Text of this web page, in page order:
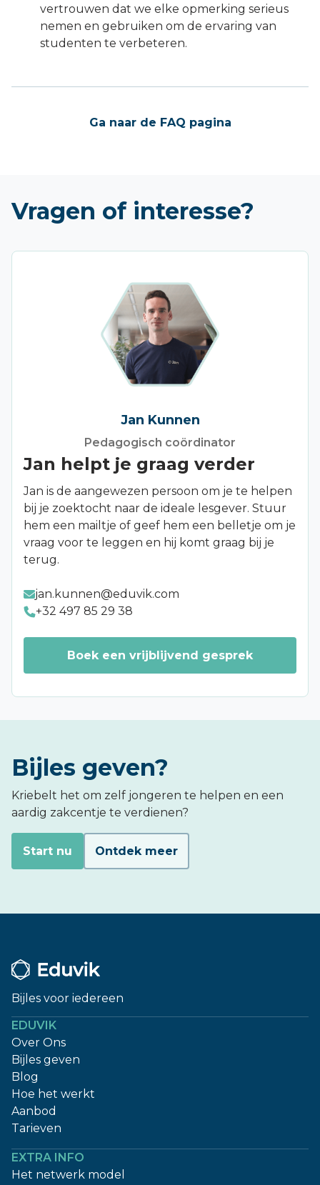
vertrouwen dat we elke opmerking serieus
nemen en gebruiken om de ervaring van
studenten te verbeteren.
Ga naar de FAQ pagina
Vragen of interesse?
Jan Kunnen
Pedagogisch coördinator
Jan helpt je graag verder
Jan is de aangewezen persoon om je te helpen
bij je zoektocht naar de ideale lesgever. Stuur
hem een mailtje of geef hem een belletje om je
vraag voor te leggen en hij komt graag bij je
terug.
jan.kunnen@eduvik.com
+32 497 85 29 38
Boek een vrijblijvend gesprek
Bijles geven?
Kriebelt het om zelf jongeren te helpen en een
aardig zakcentje te verdienen?
Start nu Ontdek meer
Bijles voor iedereen
EDUVIK
Over Ons
Bijles geven
Blog
Hoe het werkt
Aanbod
Tarieven
EXTRA INFO
Het netwerk model